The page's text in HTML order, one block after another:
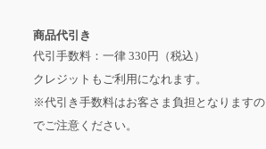
商品代引き
代引手数料：一律 330円（税込）
クレジットもご利用になれます。
※代引き手数料はお客さま負担となりますの
でご注意ください。